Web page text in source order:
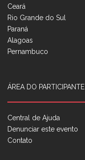
Ceará
Rio Grande do Sul
Paraná
Alagoas
Pernambuco
ÁREA DO PARTICIPANTE
Central de Ajuda
Denunciar este evento
Contato